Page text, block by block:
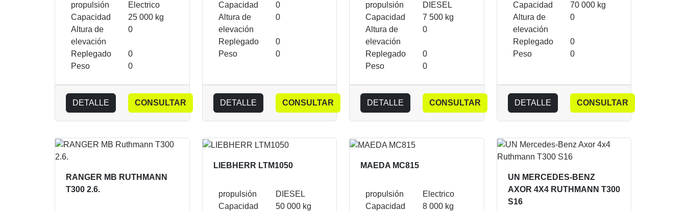
propulsión
Electrico
Capacidad
25 000 kg
Altura de
elevación
0
Replegado
0
Peso
0
DETALLE CONSULTAR
Capacidad
0
Altura de
elevación
0
Replegado
0
Peso
0
DETALLE CONSULTAR
propulsión
DIESEL
Capacidad
7 500 kg
Altura de
elevación
0
Replegado
0
Peso
0
DETALLE CONSULTAR
Capacidad
70 000 kg
Altura de
elevación
0
Replegado
0
Peso
0
DETALLE CONSULTAR
RANGER MB RUTHMANN
T300 2.6.
LIEBHERR LTM1050
propulsión
DIESEL
Capacidad
50 000 kg
MAEDA MC815
propulsión
Electrico
Capacidad
8 000 kg
UN MERCEDES-BENZ
AXOR 4X4 RUTHMANN T300
S16